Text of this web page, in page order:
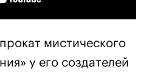
мистического
у его создателей